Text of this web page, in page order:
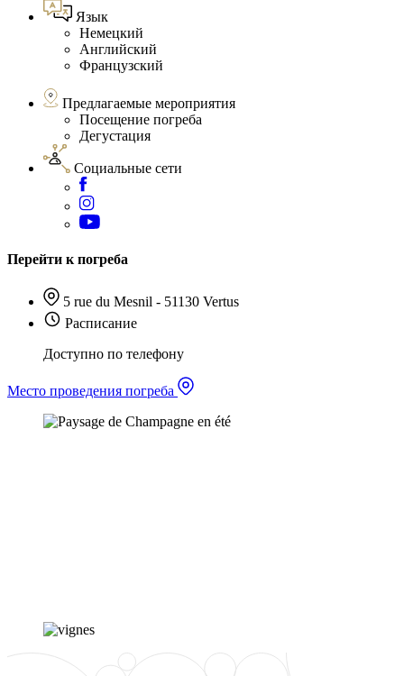
Язык
Немецкий
Английский
Французский
Предлагаемые мероприятия
Посещение погреба
Дегустация
Социальные сети
Перейти к погреба
5 rue du Mesnil - 51130 Vertus
Расписание
Доступно по телефону
Место проведения погреба